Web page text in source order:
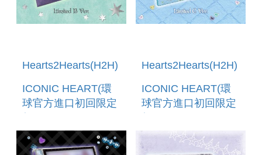
Hearts2Hearts(H2H)
ICONIC HEART(環
球官方進口初回限定
Hearts2Hearts(H2H)
ICONIC HEART(環
球官方進口初回限定